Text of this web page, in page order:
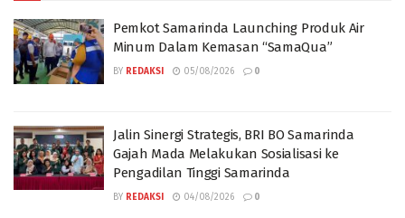
Pemkot Samarinda Launching Produk Air
Minum Dalam Kemasan “SamaQua”
BY REDAKSI 05/08/2026 0
Jalin Sinergi Strategis, BRI BO Samarinda
Gajah Mada Melakukan Sosialisasi ke
Pengadilan Tinggi Samarinda
BY REDAKSI 04/08/2026 0